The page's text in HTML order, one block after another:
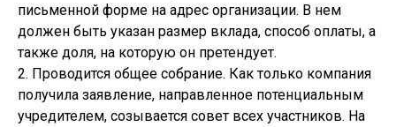
письменной форме на адрес организации. В нем
должен быть указан размер вклада, способ оплаты, а
также доля, на которую он претендует.
2. Проводится общее собрание. Как только компания
получила заявление, направленное потенциальным
учредителем, созывается совет всех участников. На